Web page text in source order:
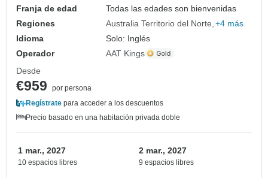
Franja de edad
Todas las edades son bienvenidas
Regiones
Australia Territorio del Norte +4 más
Idioma
Solo: Inglés
Operador
AAT Kings
Desde
€959
por persona
Regístrate para acceder a los descuentos
Precio basado en una habitación privada doble
1 mar., 2027
10 espacios libres
2 mar., 2027
9 espacios libres